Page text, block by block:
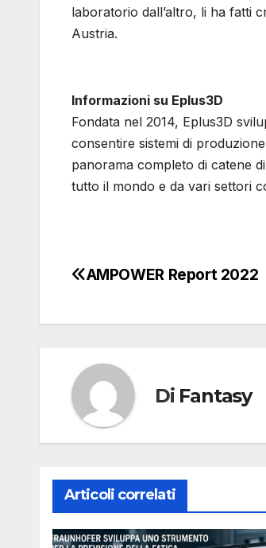
laboratorio dall’altro, li ha fatti
Austria.
Informazioni su Eplus3D
Fondata nel 2014, Eplus3D
consentire sistemi di
panorama completo di catene
tutto il mondo e da vari settori
Navigazione
AMPOWER Report 2022
Di Fantasy
Articoli correlati